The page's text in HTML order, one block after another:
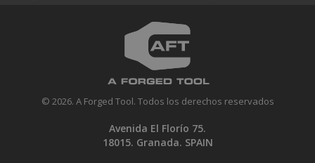
© 2026. A Forged Tool. Todos los derechos reservados
Avenida El Florío 75.
18015. Granada. SPAIN